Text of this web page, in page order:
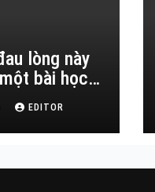
lòng này
bài học
sự vô
EDITOR